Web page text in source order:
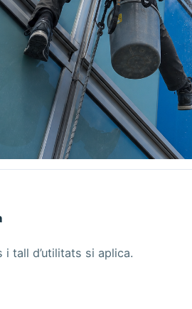
i tall d’utilitats si aplica.